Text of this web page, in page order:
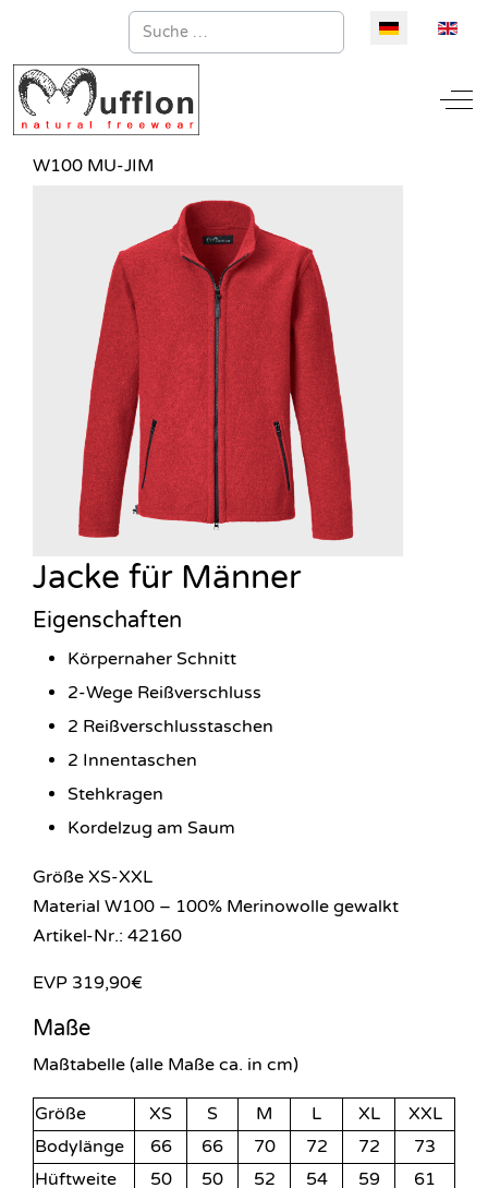
Suchen Sprache
W100 MU-JIM
Jacke für Männer
Eigenschaften
Körpernaher Schnitt
2-Wege Reißverschluss
2 Reißverschlusstaschen
2 Innentaschen
Stehkragen
Kordelzug am Saum
Größe XS-XXL
Material W100 – 100% Merinowolle gewalkt
Artikel-Nr.: 42160
EVP 319,90€
Maße
Maßtabelle (alle Maße ca. in cm)
Größe XS S M L XL
XXL
Bodylänge
66 66 70 72 72
73
Hüftweite
50 50 52 54 59
61